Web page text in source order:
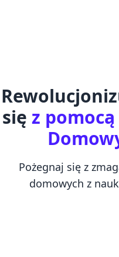
się z
Pożegnaj się z
domowych z